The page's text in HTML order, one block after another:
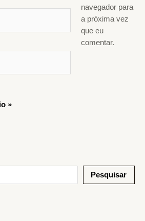
navegador para
a próxima vez
que eu
comentar.
Pesquisar